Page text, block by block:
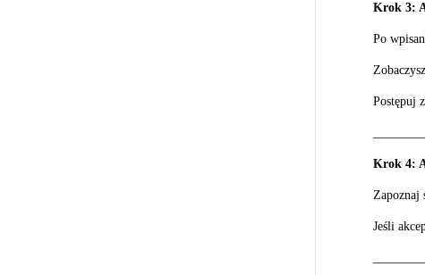
Krok 3:
Po
Postępuj
Krok 4:
Zapoznaj
Jeśli